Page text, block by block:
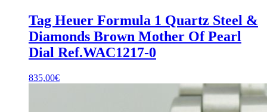
Tag Heuer Formula 1 Quartz Steel &
Diamonds Brown Mother Of Pearl
Dial Ref.WAC1217-0
835,00€